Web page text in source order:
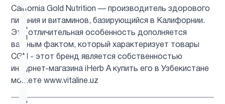
California Gold Nutrition — производитель здорового
питания и витаминов, базирующийся в Калифорнии.
Эта отличительная особенность дополняется
важным фактом, который характеризует товары
CGN - этот бренд является собственностью
интернет-магазина iHerb А купить его в Узбекистане
можете www.vitaline.uz
Детские
2
Детям 9
Для